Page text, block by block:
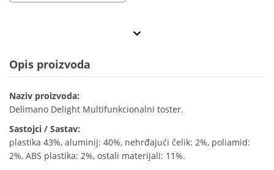
Opis proizvoda
Naziv proizvoda:
Delimano Delight Multifunkcionalni toster.
Sastojci / Sastav:
plastika 43%, aluminij: 40%, nehrđajući čelik: 2%, poliamid:
2%, ABS plastika: 2%, ostali materijali: 11%.